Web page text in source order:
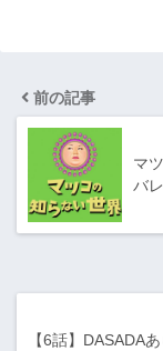
前の記事
マ
バ
【6話】DASADA